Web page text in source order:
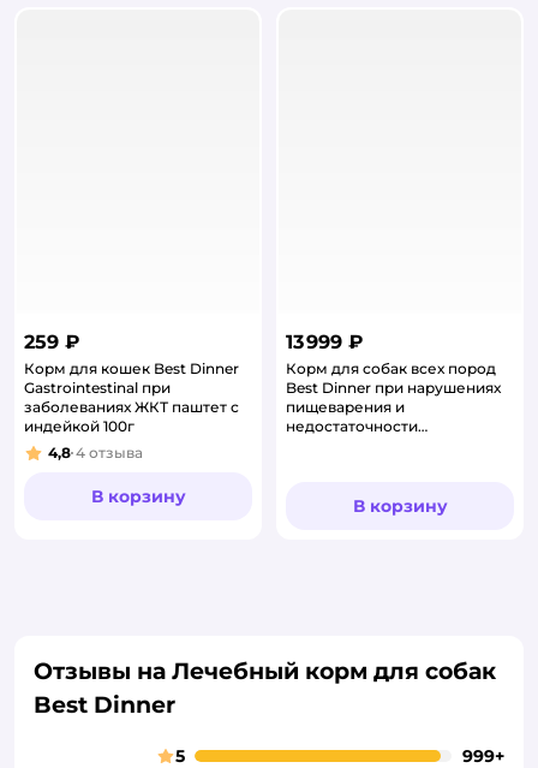
259 ₽
Корм для кошек Best Dinner
Gastrointestinal при
заболеваниях ЖКТ паштет с
индейкой 100г
Рейтинг:
4,8 4 отзыва
В корзину
13 999 ₽
Корм для собак всех пород
Best Dinner при нарушениях
пищеварения и
недостаточности
В корзину
Отзывы на Лечебный корм для собак
Best Dinner
5
999+